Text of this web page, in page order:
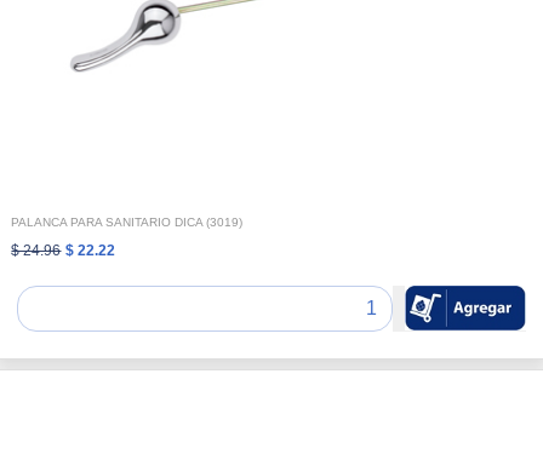
PALANCA PARA SANITARIO DICA (3019)
$ 24.96 $ 22.22